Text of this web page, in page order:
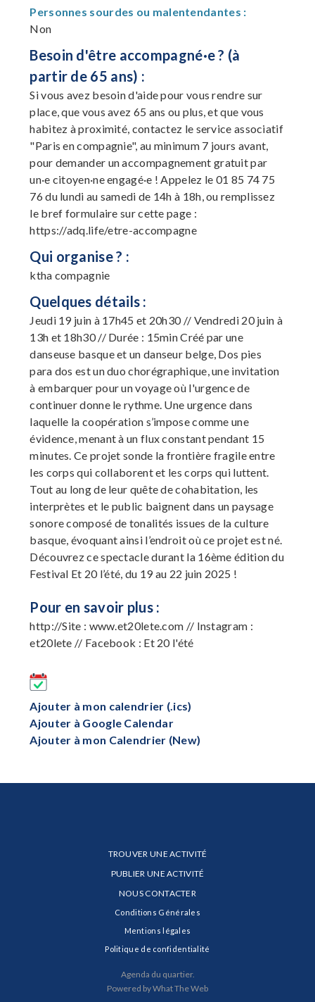
Personnes sourdes ou malentendantes :
Non
Besoin d'être accompagné·e ? (à
partir de 65 ans) :
Si vous avez besoin d'aide pour vous rendre sur
place, que vous avez 65 ans ou plus, et que vous
habitez à proximité, contactez le service associatif
"Paris en compagnie", au minimum 7 jours avant,
pour demander un accompagnement gratuit par
un·e citoyen·ne engagé·e ! Appelez le 01 85 74 75
76 du lundi au samedi de 14h à 18h, ou remplissez
le bref formulaire sur cette page :
https://adq.life/etre-accompagne
Qui organise ? :
ktha compagnie
Quelques détails :
Jeudi 19 juin à 17h45 et 20h30 // Vendredi 20 juin à
13h et 18h30 // Durée : 15min Créé par une
danseuse basque et un danseur belge, Dos pies
para dos est un duo chorégraphique, une invitation
à embarquer pour un voyage où l'urgence de
continuer donne le rythme. Une urgence dans
laquelle la coopération s’impose comme une
évidence, menant à un flux constant pendant 15
minutes. Ce projet sonde la frontière fragile entre
les corps qui collaborent et les corps qui luttent.
Tout au long de leur quête de cohabitation, les
interprètes et le public baignent dans un paysage
sonore composé de tonalités issues de la culture
basque, évoquant ainsi l’endroit où ce projet est né.
Découvrez ce spectacle durant la 16ème édition du
Festival Et 20 l’été, du 19 au 22 juin 2025 !
Pour en savoir plus :
http://Site : www.et20lete.com // Instagram :
et20lete // Facebook : Et 20 l'été
Ajouter à mon calendrier (.ics)
Ajouter à Google Calendar
Ajouter à mon Calendrier (New)
TROUVER UNE ACTIVITÉ
PUBLIER UNE ACTIVITÉ
NOUS CONTACTER
Conditions Générales
Mentions légales
Politique de confidentialité
Agenda du quartier.
Powered by What The Web